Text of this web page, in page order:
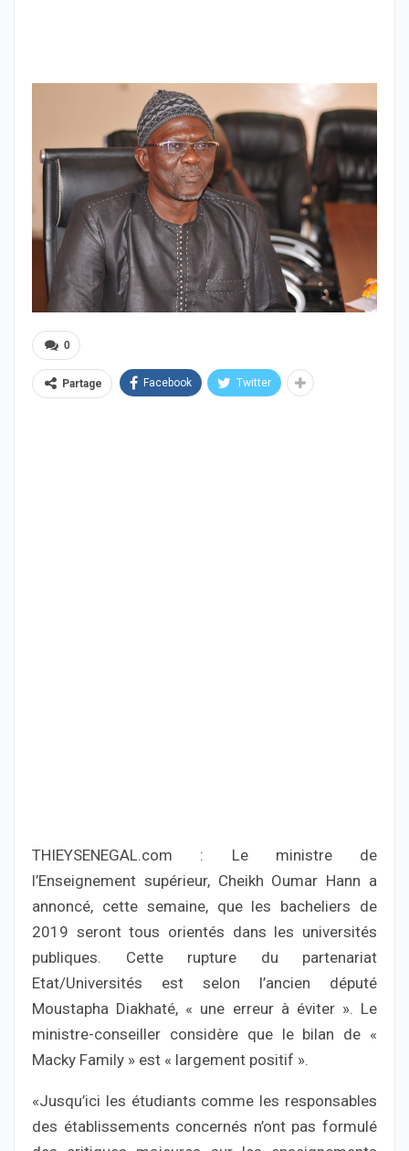
0
Partage Facebook Twitter
THIEYSENEGAL.com : Le ministre de
l’Enseignement supérieur, Cheikh Oumar Hann a
annoncé, cette semaine, que les bacheliers de
2019 seront tous orientés dans les universités
publiques. Cette rupture du partenariat
Etat/Universités est selon l’ancien député
Moustapha Diakhaté, « une erreur à éviter ». Le
ministre-conseiller considère que le bilan de «
Macky Family » est « largement positif ».
«Jusqu’ici les étudiants comme les responsables
des établissements concernés n’ont pas formulé